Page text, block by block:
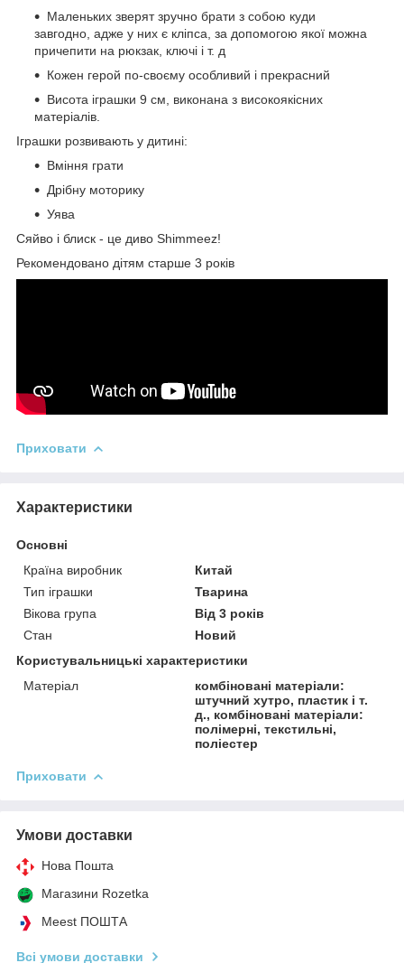
Маленьких зверят зручно брати з собою куди
завгодно, адже у них є кліпса, за допомогою якої можна
причепити на рюкзак, ключі і т. д
Кожен герой по-своєму особливий і прекрасний
Висота іграшки 9 см, виконана з високоякісних
матеріалів.
Іграшки розвивають у дитині:
Вміння грати
Дрібну моторику
Уява
Сяйво і блиск - це диво Shimmeez!
Рекомендовано дітям старше 3 років
Приховати
Характеристики
Основні
Країна виробник
Китай
Тип іграшки
Тварина
Вікова група
Від 3 років
Стан
Новий
Користувальницькі характеристики
Матеріал
комбіновані матеріали:
штучний хутро, пластик і т.
д., комбіновані матеріали:
полімерні, текстильні,
поліестер
Приховати
Умови доставки
Нова Пошта
Магазини Rozetka
Meest ПОШТА
Всі умови доставки